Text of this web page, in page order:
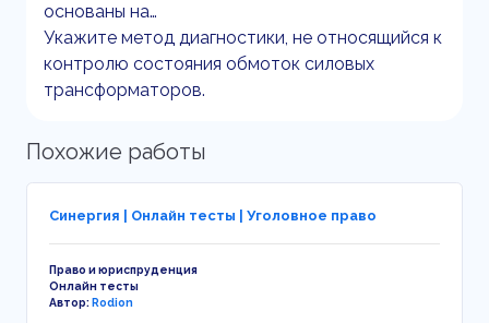
основаны на…
Укажите метод диагностики, не относящийся к
контролю состояния обмоток силовых
трансформаторов.
Похожие работы
Синергия | Онлайн тесты | Уголовное право
Право и юриспруденция
Онлайн тесты
Автор:Rodion